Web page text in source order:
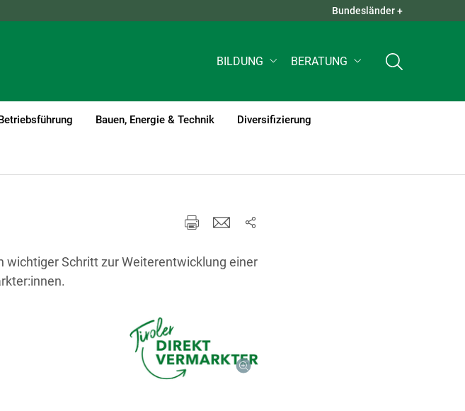
QUICK LINKS +
Bundesländer +
BILDUNG BERATUNG
Bauen, Energie & Technik Diversifizierung
wichtiger Schritt zur Weiterentwicklung einer